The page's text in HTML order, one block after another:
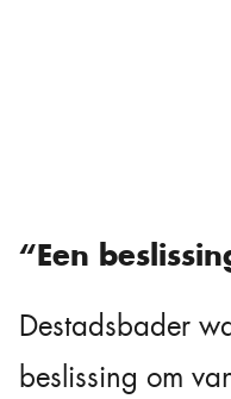
“Een
Destadsbader
beslissing om